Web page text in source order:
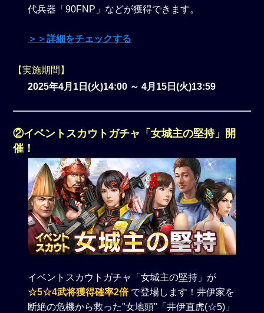
代兵器「90FNP」などが獲得できます。
＞＞詳細をチェックする
【実施期間】
2025年4月1日(火)14:00 ～ 4月15日(火)13:59
②イベントスカウトガチャ「女城主の堅持」開
催！
イベントスカウトガチャ「女城主の堅持」が
☆5☆4武将獲得確率2倍 で登場します！井伊家を
断絶の危機から救った"女地頭"「井伊直虎(☆5)」